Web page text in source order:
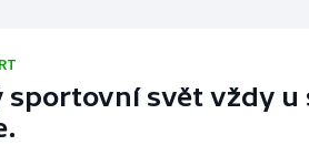
sportovní svět vždy u